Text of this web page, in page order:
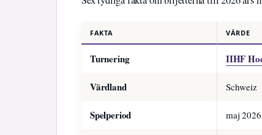
FAKTA VÄRDE
Turnering IIHF
Värdland Schweiz
Spelperiod maj 2026